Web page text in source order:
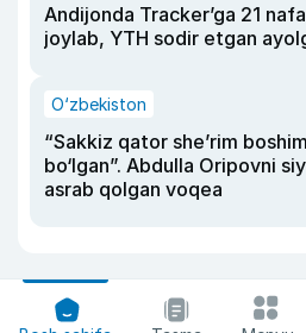
Andijonda Tracker’ga 21
joylab, YTH sodir etgan
O‘zbekiston
“Sakkiz qator she’rim
bo‘lgan”. Abdulla Oripovni
asrab qolgan voqea